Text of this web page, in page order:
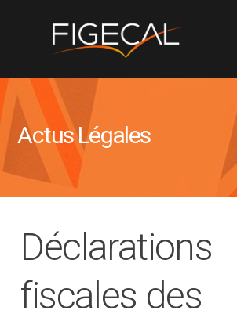
Actus Légales
Déclarations
fiscales des